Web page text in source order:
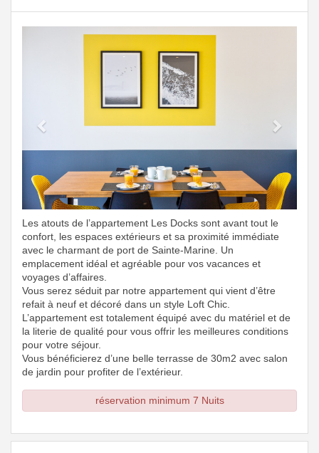
Previous
Les atouts de l’appartement Les Docks sont avant tout le
confort, les espaces extérieurs et sa proximité immédiate
avec le charmant de port de Sainte-Marine. Un
emplacement idéal et agréable pour vos vacances et
voyages d’affaires.
Vous serez séduit par notre appartement qui vient d’être
refait à neuf et décoré dans un style Loft Chic.
L’appartement est totalement équipé avec du matériel et de
la literie de qualité pour vous offrir les meilleures conditions
pour votre séjour.
Vous bénéficierez d’une belle terrasse de 30m2 avec salon
de jardin pour profiter de l’extérieur.
réservation minimum 7 Nuits